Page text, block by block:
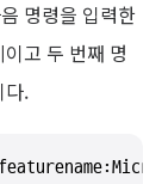
명령을 입력한
고 두 번째 명
다.